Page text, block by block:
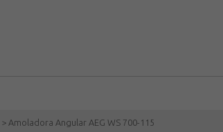
> Amoladora Angular AEG WS 700-115